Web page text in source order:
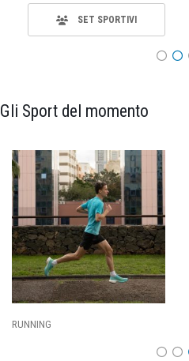
SET SPORTIVI
Gli Sport del momento
RUNNING